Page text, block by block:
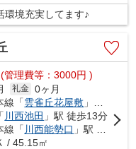
環境充実してます♪
(管理費等：3000円 )
礼金 0ヶ月
線「雲雀丘花屋敷 」駅 徒歩6分
川西池田 」駅 徒歩13分
線「 川西能勢口 」駅 徒歩16分
/ 45.15㎡